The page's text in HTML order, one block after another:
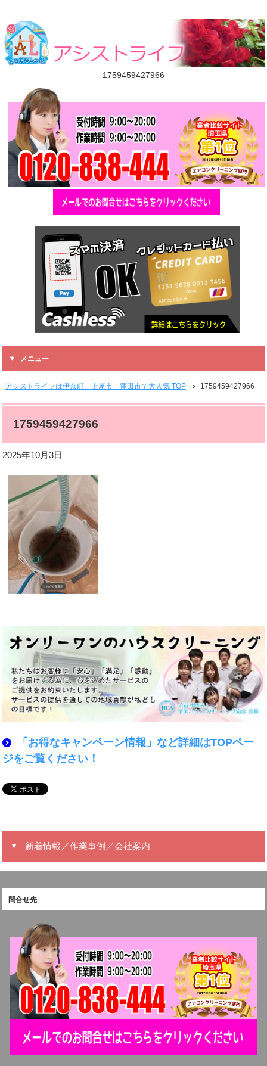
1759459427966
メニュー
アシストライフは伊奈町、上尾市、蓮田市で大人気 TOP 1759459427966
1759459427966
2025年10月3日
「お得なキャンペーン情報」など詳細はTOPペー
ジをご覧ください！
新着情報／作業事例／会社案内
問合せ先